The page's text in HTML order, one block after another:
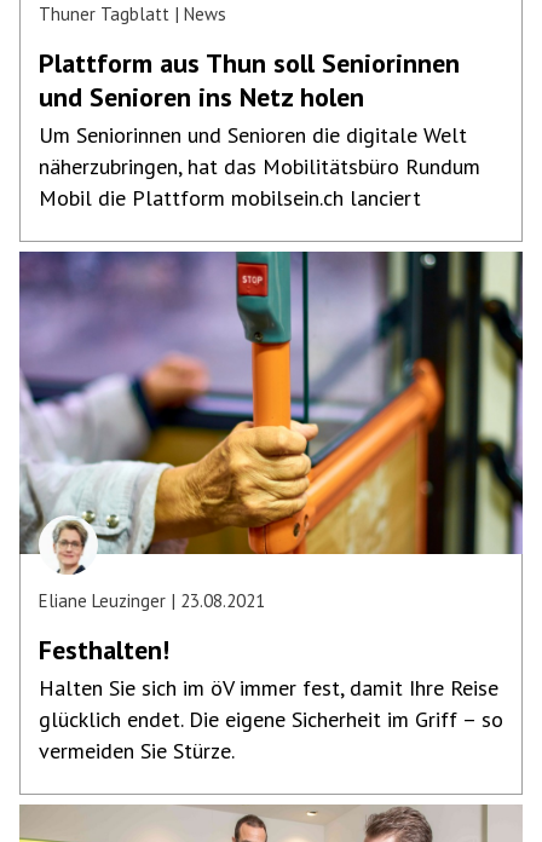
Thuner Tagblatt News
Plattform aus Thun soll Seniorinnen
und Senioren ins Netz holen
Um Seniorinnen und Senioren die digitale Welt
näherzubringen, hat das Mobilitätsbüro Rundum
Mobil die Plattform mobilsein.ch lanciert
Eliane Leuzinger 23.08.2021
Festhalten!
Halten Sie sich im öV immer fest, damit Ihre Reise
glücklich endet. Die eigene Sicherheit im Griff – so
vermeiden Sie Stürze.